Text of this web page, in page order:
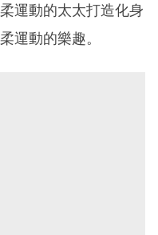
運動的太太打造化身
運動的樂趣。